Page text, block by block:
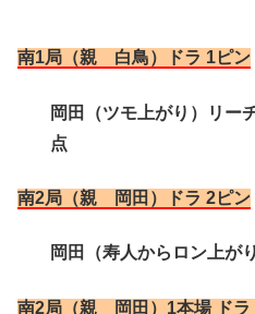
南1局（親 白鳥）ドラ 1ピン
岡田（ツモ上がり）リ
点
南2局（親 岡田）ドラ 2ピン
岡田（寿人からロン上
南2局（親 岡田）1本場 ドラ